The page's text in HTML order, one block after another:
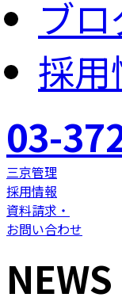
ブ
採
03-
三京管理
採用情報
資料請求・
お問い合わせ
NEWS